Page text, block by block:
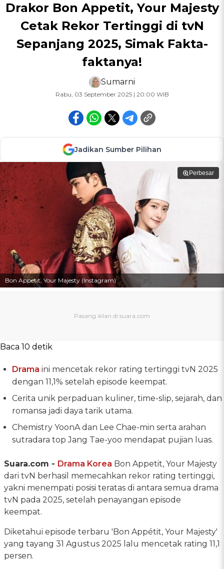
Drakor Bon Appetit, Your Majesty
Cetak Rekor Tertinggi di tvN
Sepanjang 2025, Simak Fakta-
faktanya!
Sumarni
Rabu, 03 September 2025 | 20:00 WIB
Jadikan Sumber Pilihan
Perbesar
Bon Appetit, Your Majesty (Instagram)
Baca 10 detik
Drama ini mencetak rekor rating tertinggi tvN 2025
dengan 11,1% setelah episode keempat.
Cerita unik perpaduan kuliner, time-slip, sejarah, dan
romansa jadi daya tarik utama.
Chemistry YoonA dan Lee Chae-min serta arahan
sutradara top Jang Tae-yoo mendapat pujian luas.
Suara.com - Drama Korea Bon Appetit, Your Majesty
dari tvN berhasil memecahkan rekor rating tertinggi,
yakni menempati posisi teratas di antara semua drama
tvN pada 2025, setelah penayangan episode
keempat.
Diketahui episode terbaru 'Bon Appétit, Your Majesty'
yang tayang 31 Agustus 2025 lalu mencetak rating 11,1
persen.